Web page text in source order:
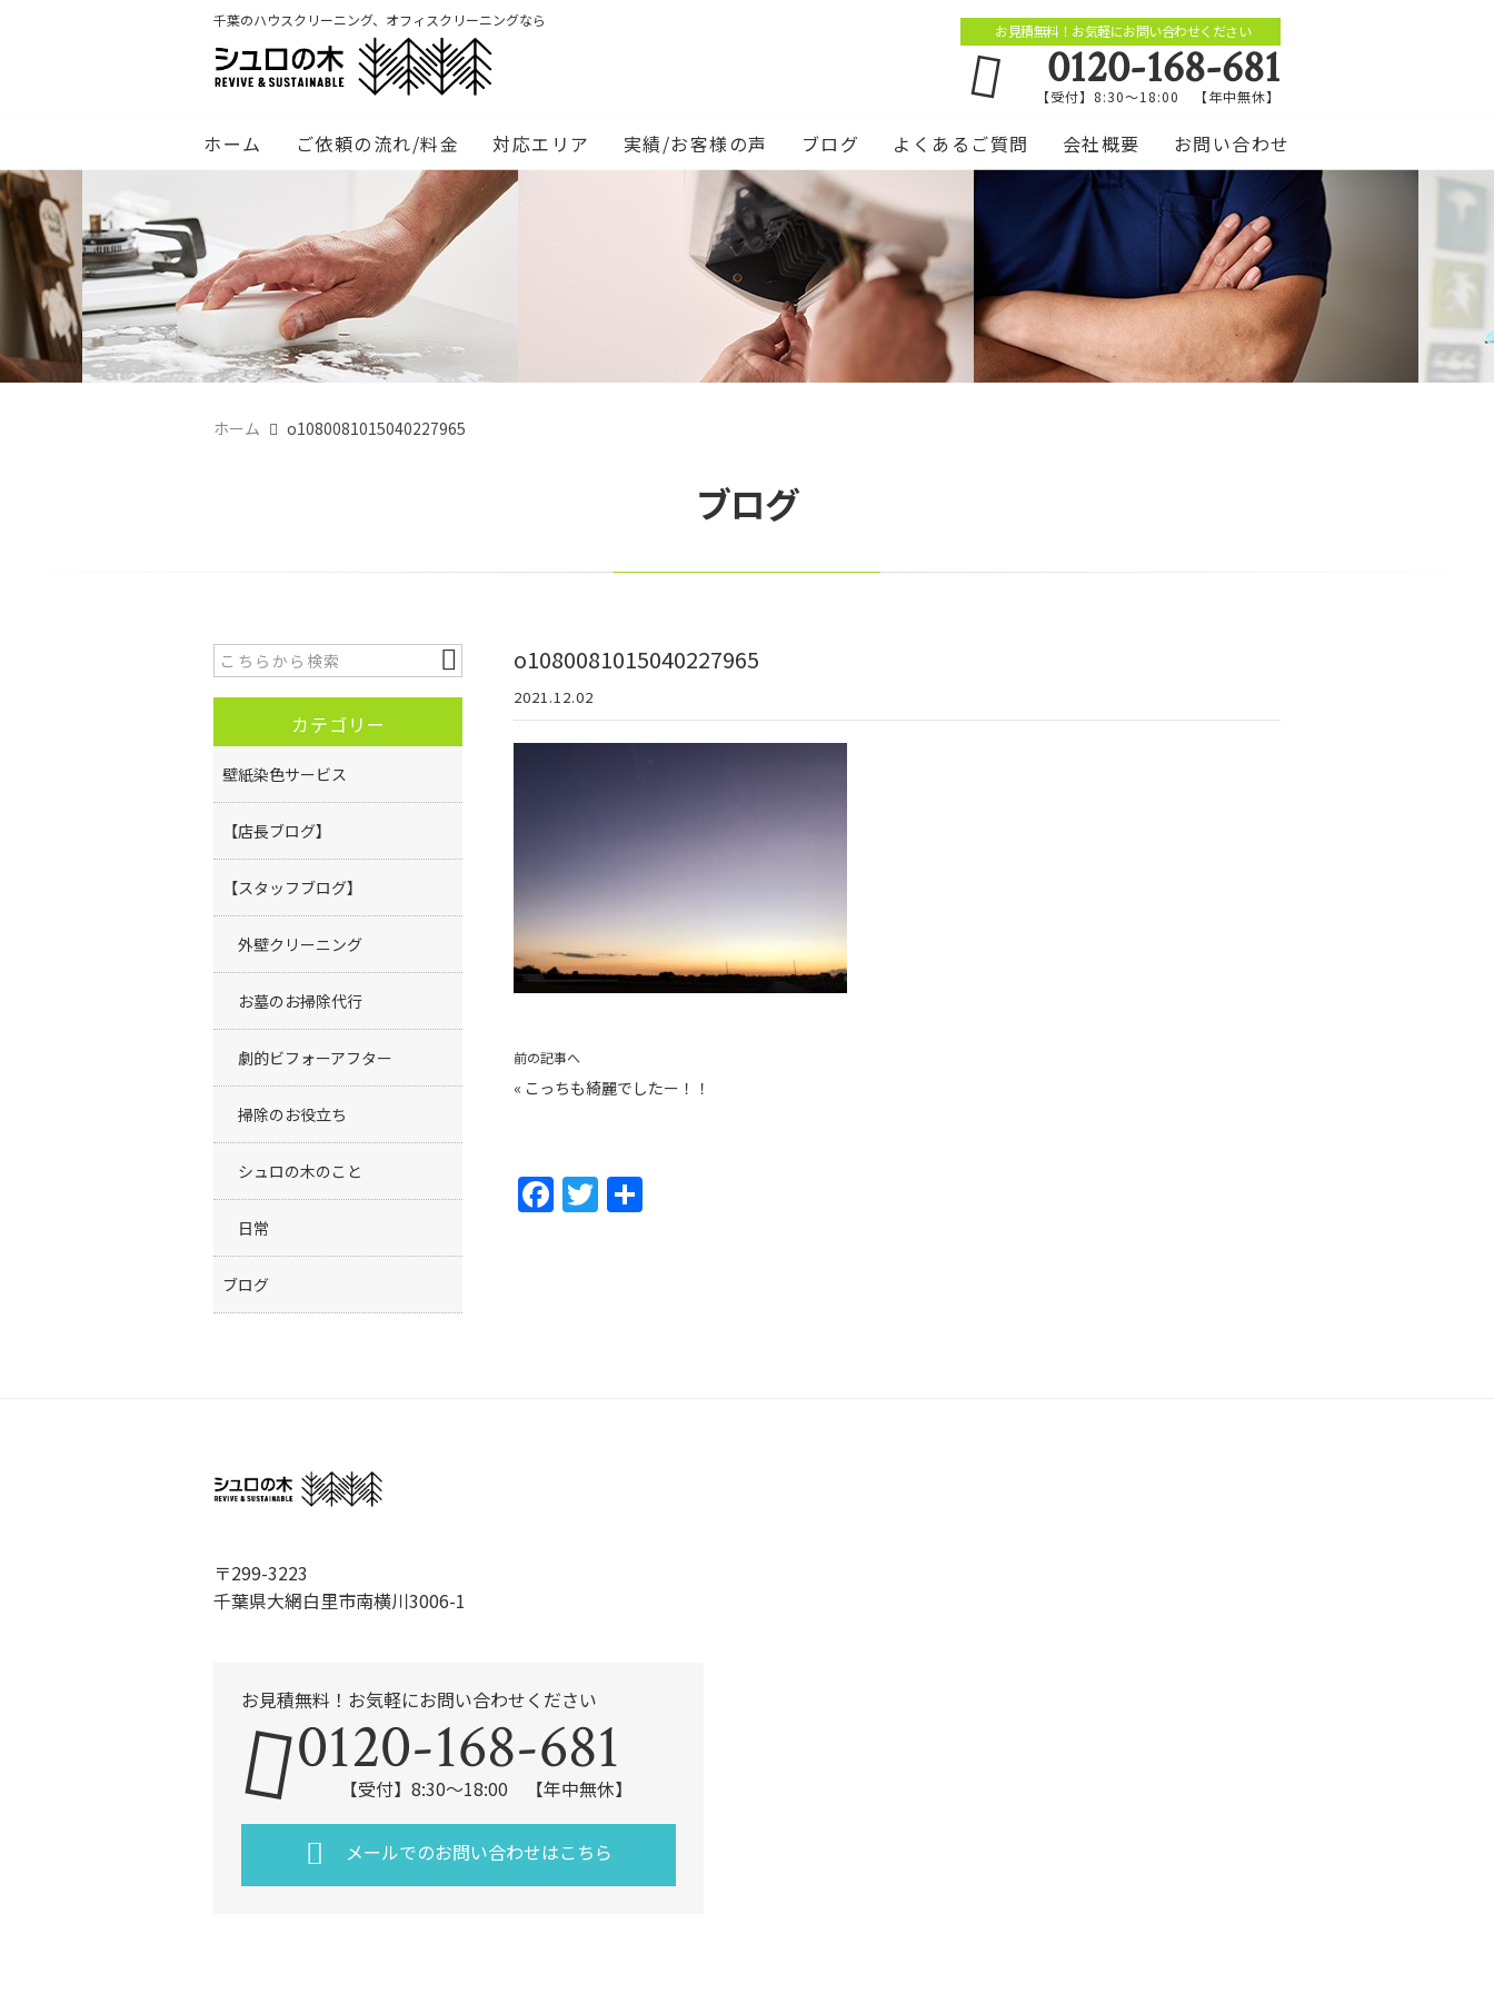
千葉のハウスクリーニング、オフィスクリーニングなら
お見積無料！お気軽にお問い合わせください
0120-168-681
【受付】8:30～18:00 【年中無休】
ホーム ご依頼の流れ/料金 対応エリア 実績/お客様の声 ブログ よくあるご質問 会社概要 お問い合わせ
ホーム o1080081015040227965
ブログ
o1080081015040227965
2021.12.02
前の記事へ
« こっちも綺麗でしたー！！
F T
カテゴリー
壁紙染色サービス
【店長ブログ】
【スタッフブログ】
外壁クリーニング
お墓のお掃除代行
劇的ビフォーアフター
掃除のお役立ち
シュロの木のこと
日常
ブログ
〒299-3223
千葉県大網白里市南横川3006-1
お見積無料！お気軽にお問い合わせください
0120-168-681
【受付】8:30～18:00 【年中無休】
メールでのお問い合わせはこちら